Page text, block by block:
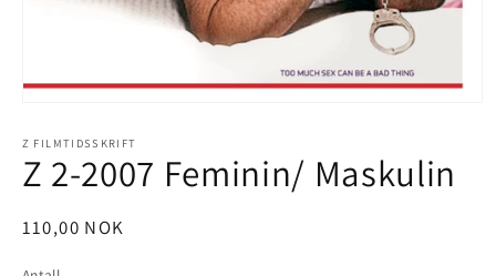
1
i
modal
Z FILMTIDSSKRIFT
Z 2-2007 Feminin/ Maskulin
Vanlig
110,00 NOK